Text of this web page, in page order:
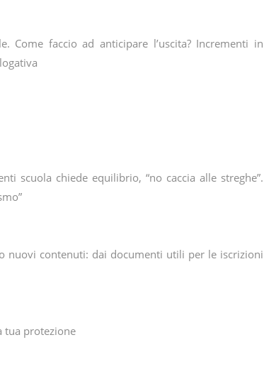
Come faccio ad anticipare l’uscita? Incrementi in
scuola chiede equilibrio, “no caccia alle streghe”.
nuovi contenuti: dai documenti utili per le iscrizioni
tua protezione